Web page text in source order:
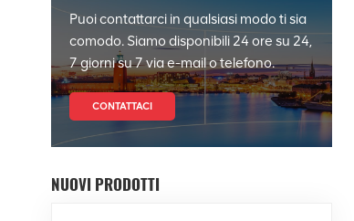
Puoi contattarci in qualsiasi modo ti sia
comodo. Siamo disponibili 24 ore su 24,
7 giorni su 7 via e-mail o telefono.
CONTATTACI
NUOVI PRODOTTI